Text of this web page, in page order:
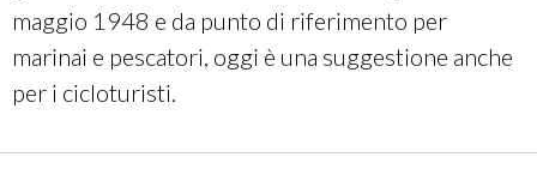
maggio 1948 e da punto di riferimento per
marinai e pescatori, oggi è una suggestione anche
per i cicloturisti.